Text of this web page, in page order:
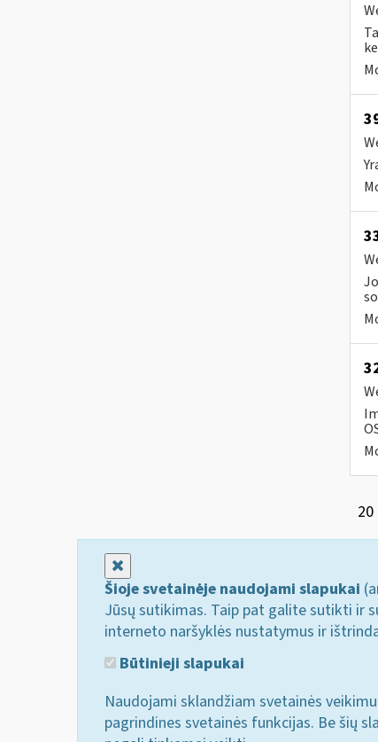
Šioje svetainėje naudojami slapukai
Jūsų sutikimas. Taip pat galite sutikti ir
interneto naršyklės nustatymus ir
Būtinieji slapukai
Naudojami sklandžiam svetainės
pagrindines svetainės funkcijas. Be šių